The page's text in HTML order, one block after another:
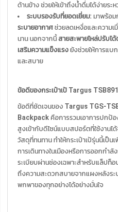
ด้านข้าง ช่วยให้เข้าถึงน้ำดื่มได้ง่ายระ
ระบบรองรับที่ยอดเยี่ยม: มาพร้อม
ระบายอากาศช่วยลดเหงื่อและความเ
นาน นอกจากนี้สายสะพายไหล่ปรับไ
เสริมความแข็งแรงยังช่วยให้การแบ
และสบาย
ข้อดีของกระเป๋าเป้ Targus
ข้อดีที่ชัดเจนของ Targus TGS-
Backpack คือการรวมเอาการปกป้
สูงเข้ากับดีไซน์แบบสปอร์ตที่ใช้งาน
วัสดุที่ทนทาน ทำให้กระเป๋าเป้รุ่นนี้เป็น
การเดินทางในเมืองหรือการออกกำลั
ระเบียบผ่านช่องเฉพาะสำหรับแล็ปท็
ถึงความสะดวกสบายจากแผงหลังระ
พกพาของทุกอย่างได้อย่างมั่นใจ